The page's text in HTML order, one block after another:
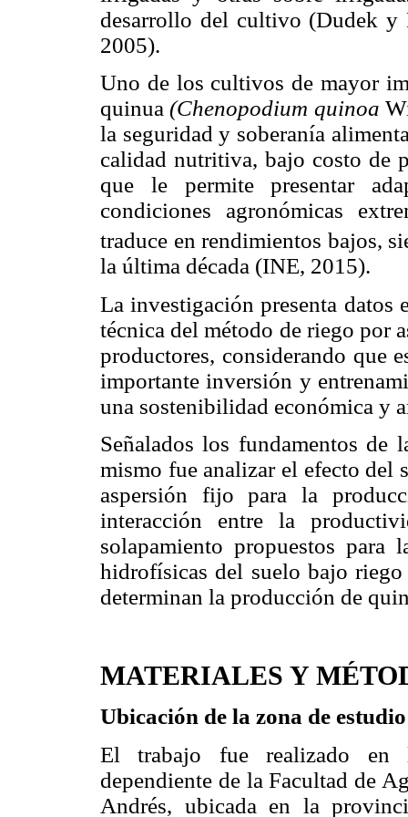
desarrollo del cultivo (Dudek y
2005).
Uno de los cultivos de mayor
quinua(Chenopodium quinoa
la seguridad y soberanía
calidad nutritiva, bajo costo de
que le permite presentar
condiciones agronómicas
traduce en rendimientos bajos,
la última década (INE, 2015).
La investigación presenta
técnica del método de riego por
productores, considerando que
importante inversión y
una sostenibilidad económica y
Señalados los fundamentos
mismo fue analizar el efecto del
aspersión fijo para la
interacción entre la
solapamiento propuestos para
hidrofísicas del suelo bajo
determinan la producción de
MATERIALES Y
Ubicación de la zona de estudio
El trabajo fue realizado en
dependiente de la Facultad de
Andrés, ubicada en la